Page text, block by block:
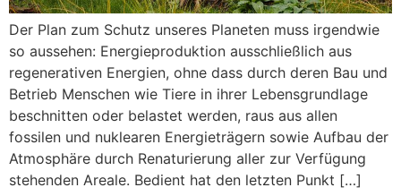
Der Plan zum Schutz unseres Planeten muss irgendwie
so aussehen: Energieproduktion ausschließlich aus
regenerativen Energien, ohne dass durch deren Bau und
Betrieb Menschen wie Tiere in ihrer Lebensgrundlage
beschnitten oder belastet werden, raus aus allen
fossilen und nuklearen Energieträgern sowie Aufbau der
Atmosphäre durch Renaturierung aller zur Verfügung
stehenden Areale. Bedient hat den letzten Punkt […]